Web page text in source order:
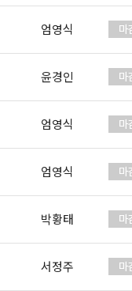
엄영식
윤경인
엄영식
엄영식
박황태
서정주